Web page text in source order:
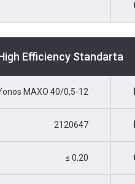
Efficiency Standarta
MAXO 40/0,5-12
2120647
≤ 0,20